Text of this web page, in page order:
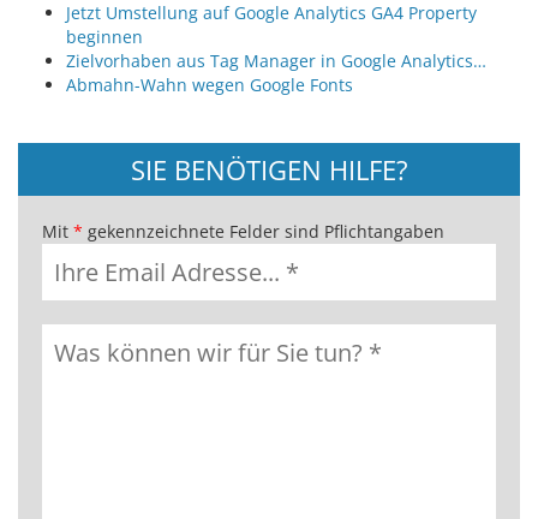
Jetzt Umstellung auf Google Analytics GA4 Property
beginnen
Zielvorhaben aus Tag Manager in Google Analytics…
Abmahn-Wahn wegen Google Fonts
SIE BENÖTIGEN HILFE?
Mit * gekennzeichnete Felder sind Pflichtangaben